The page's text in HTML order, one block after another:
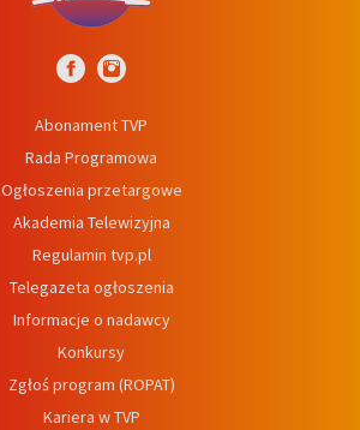
Abonament TVP
Rada Programowa
Ogłoszenia przetargowe
Akademia Telewizyjna
Regulamin tvp.pl
Telegazeta ogłoszenia
Informacje o nadawcy
Konkursy
Zgłoś program (ROPAT)
Kariera w TVP